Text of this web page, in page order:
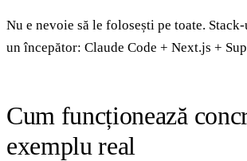
Nu e nevoie să le folosești pe toate.
un începător: Claude Code + Next.js +
Cum funcționează
exemplu real